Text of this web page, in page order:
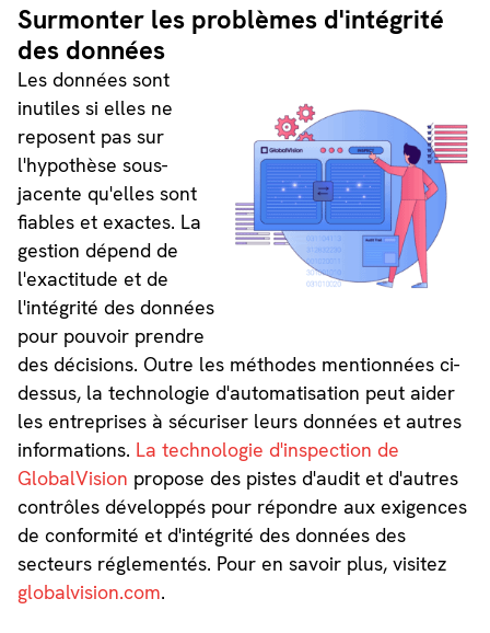
Surmonter les problèmes d'intégrité
des données
Les données sont
inutiles si elles ne
reposent pas sur
l'hypothèse sous-
jacente qu'elles sont
fiables et exactes. La
gestion dépend de
l'exactitude et de
l'intégrité des données
pour pouvoir prendre
des décisions. Outre les méthodes mentionnées ci-
dessus, la technologie d'automatisation peut aider
les entreprises à sécuriser leurs données et autres
informations. La technologie d'inspection de
GlobalVision propose des pistes d'audit et d'autres
contrôles développés pour répondre aux exigences
de conformité et d'intégrité des données des
secteurs réglementés. Pour en savoir plus, visitez
globalvision.com.